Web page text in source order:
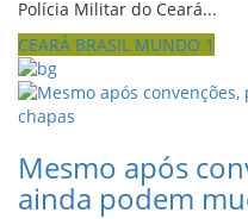
Polícia Militar do Ceará...
CEARÁ BRASIL MUNDO 1
Mesmo após
ainda podem